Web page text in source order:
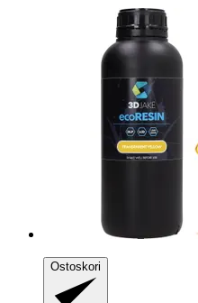
Ostoskori